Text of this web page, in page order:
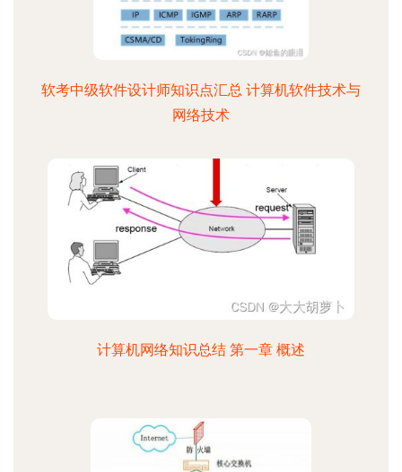
软考中级软件设计师知识点汇总 计算机软件技术与
网络技术
计算机网络知识总结 第一章 概述